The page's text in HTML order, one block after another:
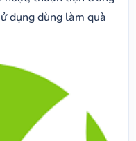
dụng dùng làm quà